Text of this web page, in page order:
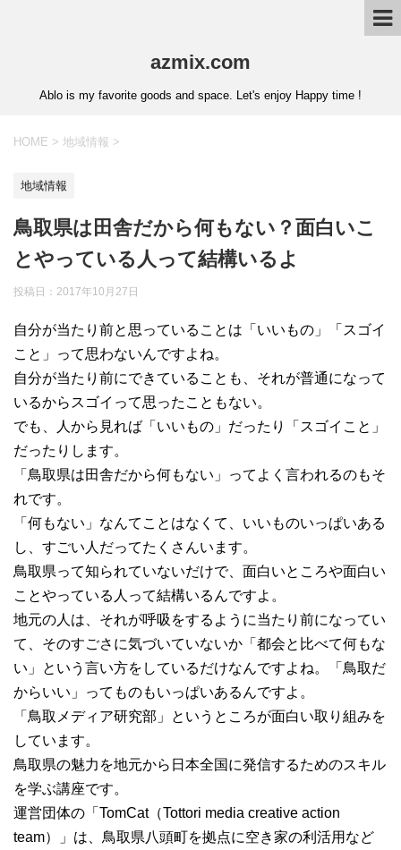
azmix.com
Ablo is my favorite goods and space. Let's enjoy Happy time !
HOME > 地域情報 >
地域情報
鳥取県は田舎だから何もない？面白いこ
とやっている人って結構いるよ
投稿日： 2017年10月27日
自分が当たり前と思っていることは「いいもの」「スゴイ
こと」って思わないんですよね。
自分が当たり前にできていることも、それが普通になって
いるからスゴイって思ったこともない。
でも、人から見れば「いいもの」だったり「スゴイこと」
だったりします。
「鳥取県は田舎だから何もない」ってよく言われるのもそ
れです。
「何もない」なんてことはなくて、いいものいっぱいある
し、すごい人だってたくさんいます。
鳥取県って知られていないだけで、面白いところや面白い
ことやっている人って結構いるんですよ。
地元の人は、それが呼吸をするように当たり前になってい
て、そのすごさに気づいていないか「都会と比べて何もな
い」という言い方をしているだけなんですよね。「鳥取だ
からいい」ってものもいっぱいあるんですよ。
「鳥取メディア研究部」というところが面白い取り組みを
しています。
鳥取県の魅力を地元から日本全国に発信するためのスキル
を学ぶ講座です。
運営団体の「TomCat（Tottori media creative action
team）」は、鳥取県八頭町を拠点に空き家の利活用など